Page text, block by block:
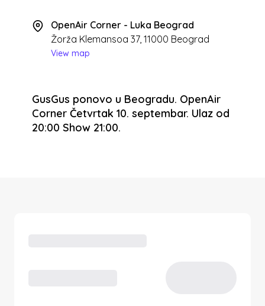
OpenAir Corner - Luka Beograd
Žorža Klemansoa 37, 11000 Beograd
View map
GusGus ponovo u Beogradu. OpenAir
Corner Četvrtak 10. septembar. Ulaz od
20:00 Show 21:00.